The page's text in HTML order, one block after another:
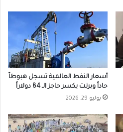
أسعار النفط العالمية تسجل هبوطاً
حاداً وبرنت يكسر حاجز الـ 84 دولاراً
يوليو 29, 2026